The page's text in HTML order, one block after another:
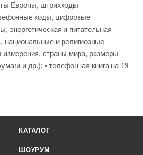
Европы, штрихкоды,
коды, цифровые
энергетическая и питательная
национальные и религиозные
измерения, страны мира, размеры
и др.); • телефонная книга на 19
КАТАЛОГ
ШОУРУМ